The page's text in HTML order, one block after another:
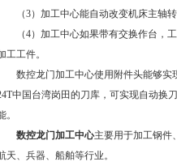
（3）加工中心能自动改变机床主轴转
（4）加工中心如果带有交换作台，工
工工件。
数控龙门加工中心使用附件头能够实
中国台湾岗田的刀库，可实现自动换
。
数控龙门加工中心主要用于加工钢件
天、兵器、船舶等行业。